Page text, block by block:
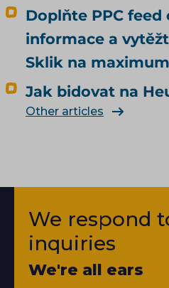
Doplňte PPC feed
informace a
Sklik na maximum
Jak bidovat na
Other articles
We respond
inquiries
We're all ears